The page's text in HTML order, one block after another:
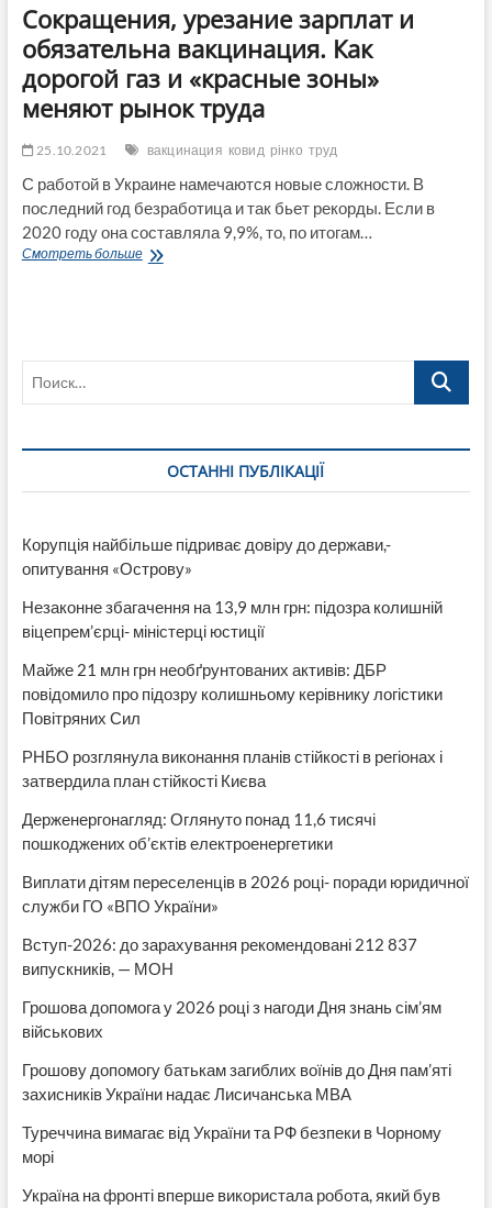
Сокращения, урезание зарплат и
обязательна вакцинация. Как
дорогой газ и «красные зоны»
меняют рынок труда
25.10.2021 вакцинация ковид рінко труд
С работой в Украине намечаются новые сложности. В
последний год безработица и так бьет рекорды. Если в
2020 году она составляла 9,9%, то, по итогам…
Смотреть большеСокращения,
«красные
зоны»
меняют
Поиск…
ОСТАННІ ПУБЛІКАЦІЇ
Корупція найбільше підриває довіру до держави,-
опитування «Острову»
Незаконне збагачення на 13,9 млн грн: підозра колишній
віцепрем’єрці- міністерці юстиції
Майже 21 млн грн необґрунтованих активів: ДБР
повідомило про підозру колишньому керівнику логістики
Повітряних Сил
РНБО розглянула виконання планів стійкості в регіонах і
затвердила план стійкості Києва
Держенергонагляд: Оглянуто понад 11,6 тисячі
пошкоджених об’єктів електроенергетики
Виплати дітям переселенців в 2026 році- поради юридичної
служби ГО «ВПО України»
Вступ-2026: до зарахування рекомендовані 212 837
випускників, — МОН
Грошова допомога у 2026 році з нагоди Дня знань сім’ям
військових
Грошову допомогу батькам загиблих воїнів до Дня пам’яті
захисників України надає Лисичанська МВА
Туреччина вимагає від України та РФ безпеки в Чорному
морі
Україна на фронті вперше використала робота, який був